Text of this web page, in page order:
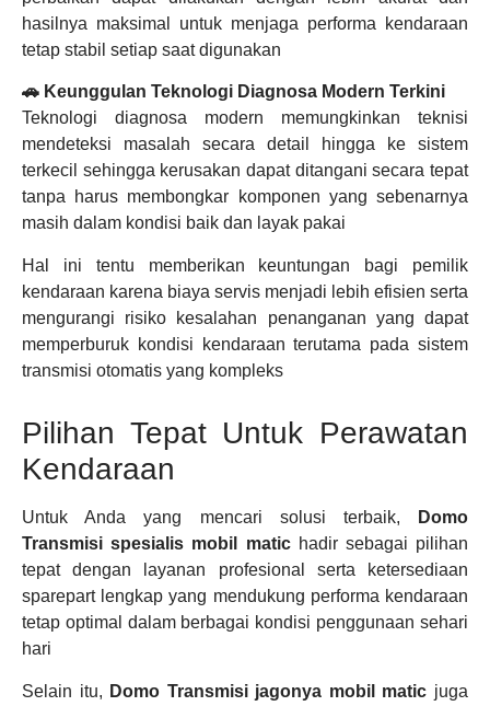
hasilnya maksimal untuk menjaga performa kendaraan
tetap stabil setiap saat digunakan
🚗 Keunggulan Teknologi Diagnosa Modern Terkini
Teknologi diagnosa modern memungkinkan teknisi
mendeteksi masalah secara detail hingga ke sistem
terkecil sehingga kerusakan dapat ditangani secara tepat
tanpa harus membongkar komponen yang sebenarnya
masih dalam kondisi baik dan layak pakai
Hal ini tentu memberikan keuntungan bagi pemilik
kendaraan karena biaya servis menjadi lebih efisien serta
mengurangi risiko kesalahan penanganan yang dapat
memperburuk kondisi kendaraan terutama pada sistem
transmisi otomatis yang kompleks
Pilihan Tepat Untuk Perawatan
Kendaraan
Untuk Anda yang mencari solusi terbaik,
Domo
Transmisi spesialis mobil matichadir sebagai pilihan
tepat dengan layanan profesional serta ketersediaan
sparepart lengkap yang mendukung performa kendaraan
tetap optimal dalam berbagai kondisi penggunaan sehari
hari
Selain itu, Domo Transmisi jagonya mobil matic juga